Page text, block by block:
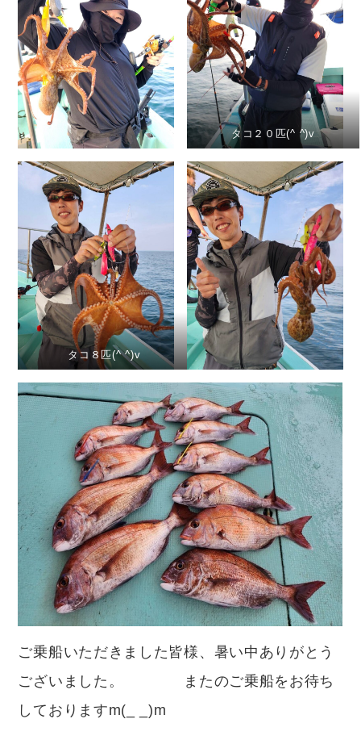
タコ２０匹(^ ^)v
タコ８匹(^ ^)v
ご乗船いただきました皆様、暑い中ありがとう
ございました。 またのご乗船をお待ち
しておりますm(_ _)m